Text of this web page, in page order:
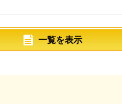
一覧を表示